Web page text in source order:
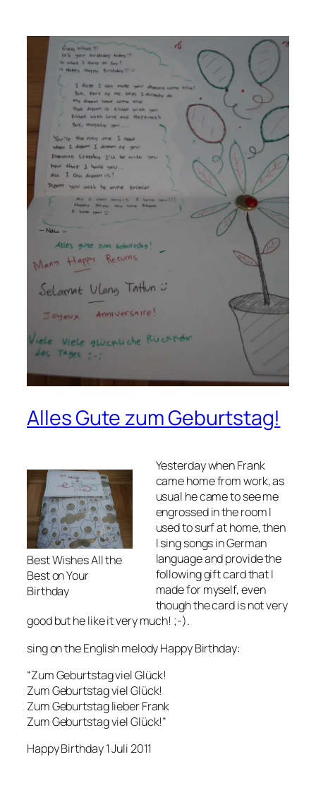
Alles Gute zum Geburtstag!
Best Wishes All the
Best on Your
Birthday
Yesterday when Frank
came home from work, as
usual he came to see me
engrossed in the room I
used to surf at home, then
I sing songs in German
language and provide the
following gift card that I
made for myself, even
though the card is not very
good but he like it very much! ;-).
sing on the English melody Happy Birthday:
“Zum Geburtstag viel Glück!
Zum Geburtstag viel Glück!
Zum Geburtstag lieber Frank
Zum Geburtstag viel Glück!”
Happy Birthday 1 Juli 2011